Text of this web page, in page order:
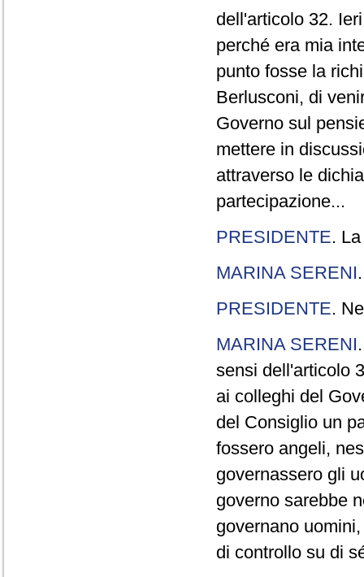
dell'articolo 32.
perché era mia
punto fosse la
Berlusconi, di
Governo sul
mettere in
attraverso le
partecipazione...
PRESIDENTE.
MARINA SERENI
PRESIDENTE.
MARINA SERENI
sensi dell'articolo
ai colleghi del
del Consiglio un
fossero angeli,
governassero gli
governo sarebbe
governano
di controllo su di